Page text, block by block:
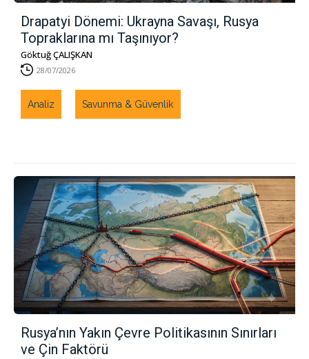
Drapatyi Dönemi: Ukrayna Savaşı, Rusya
Topraklarına mı Taşınıyor?
Göktuğ ÇALIŞKAN
28/07/2026
Analiz Savunma & Güvenlik
Rusya’nın Yakın Çevre Politikasının Sınırları
ve Çin Faktörü